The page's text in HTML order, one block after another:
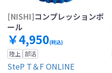
[NISHI]コンプレッションボ
ール
￥4,950(税込)
陸上 部活
SteP T＆F ONLINE